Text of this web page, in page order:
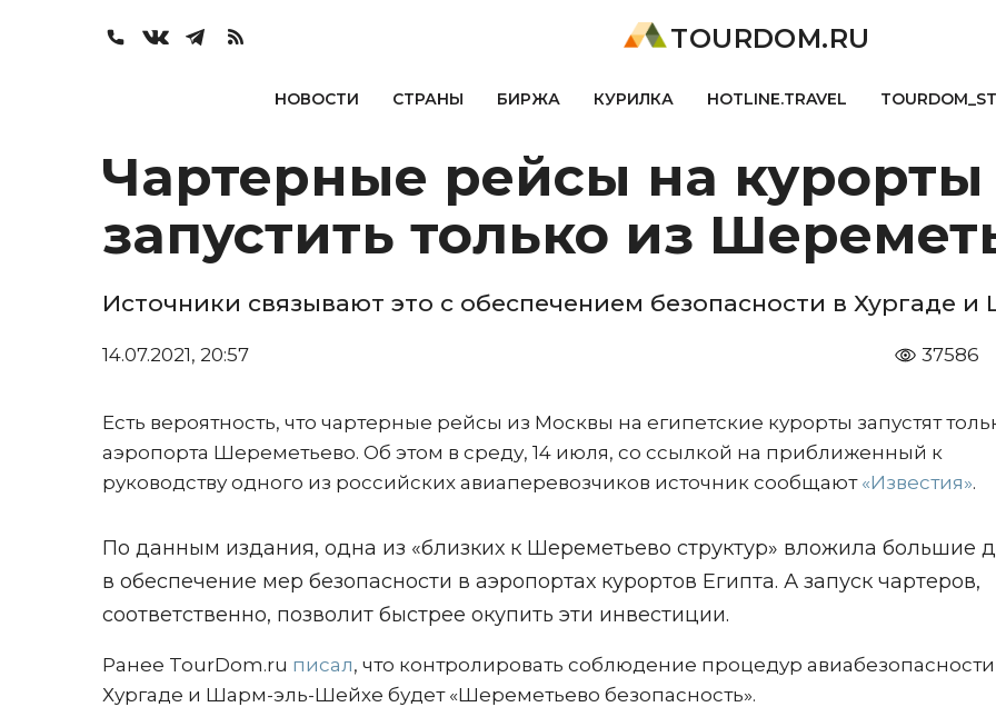
TOURDOM.RU
НОВОСТИ СТРАНЫ БИРЖА КУРИЛКА HOTLINE.TRAVEL
Чартерные рейсы на курорты
запустить только из
Источники связывают это с обеспечением безопасности в Хургаде
14.07.2021, 20:57 37586
Есть вероятность, что чартерные рейсы из Москвы на египетские курорты запустят
аэропорта Шереметьево. Об этом в среду, 14 июля, со ссылкой на приближенный к
руководству одного из российских авиаперевозчиков источник сообщают «Известия».
По данным издания, одна из «близких к Шереметьево структур» вложила большие
в обеспечение мер безопасности в аэропортах курортов Египта. А запуск чартеров,
соответственно, позволит быстрее окупить эти инвестиции.
Ранее TourDom.ru писал, что контролировать соблюдение процедур авиабезопасности
Хургаде и Шарм-эль-Шейхе будет «Шереметьево безопасность».